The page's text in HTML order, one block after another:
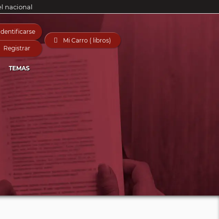
nacional
Registrar
 Mi Carro ( libros)
TEMAS